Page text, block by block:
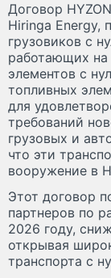
Договор
Hiringa Energy,
грузовиков с
работающих на
элементов с
топливных
для
требований
грузовых и
что эти
вооружение в
Этот договор
партнеров по
2026 году,
открывая
транспорта с